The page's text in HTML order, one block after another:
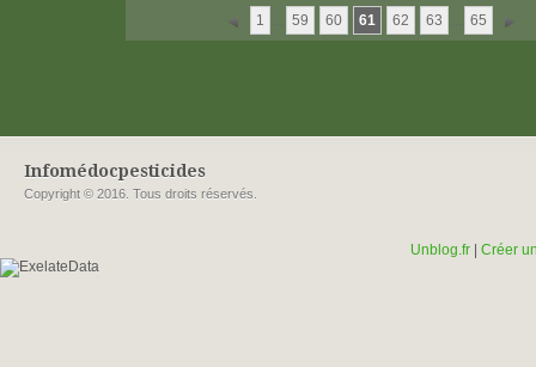
1 59 60 61 62 63 65
Infomédocpesticides
Copyright © 2016. Tous droits réservés.
Unblog.fr| Créer